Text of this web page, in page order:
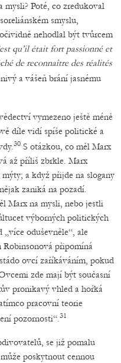
mysli? Poté, co zredukoval
smyslu,
nehodlal být tvůrcem
qu’il était fort passionné et
de reconnaître des réalités
a vášeň brání jasnému
vymezeno ještě méně
díle vidí spíše politické a
30 S otázkou, co měl Marx
až příliš zbrkle. Marx
a když přijde na slogany
zaniká na pozadí.
Marx na mysli, nebo jestli
výborných politických
oduševněle“, ale
Robinsonová připomíná
ovcí zaříkáváním, pokud
zde mají být současní
pronikavý vhled a hořká
pracovní teorie
pozornosti“.31
se již pomalu
poskytnout cennou